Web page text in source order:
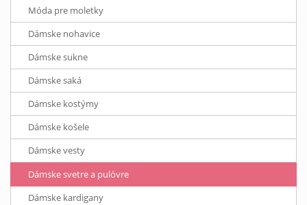
Móda pre moletky
Dámske nohavice
Dámske sukne
Dámske saká
Dámske kostýmy
Dámske košele
Dámske vesty
Dámske svetre a pulóvre
Dámske kardigany